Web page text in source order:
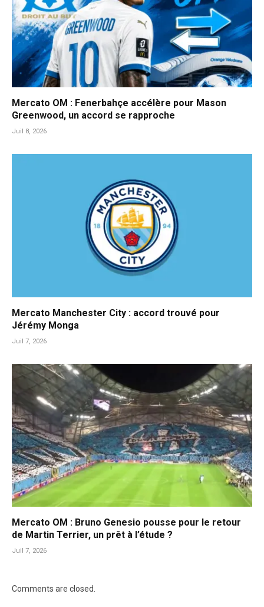
Mercato OM : Fenerbahçe accélère pour Mason
Greenwood, un accord se rapproche
Juil 8, 2026
Mercato Manchester City : accord trouvé pour
Jérémy Monga
Juil 7, 2026
Mercato OM : Bruno Genesio pousse pour le retour
de Martin Terrier, un prêt à l’étude ?
Juil 7, 2026
Comments are closed.